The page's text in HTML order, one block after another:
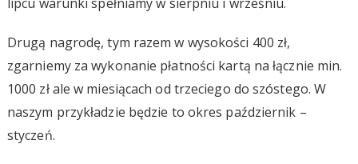
Drugą nagrodę, tym razem w wysokości 400 zł,
zgarniemy za wykonanie płatności kartą na łącznie min.
1000 zł ale w miesiącach od trzeciego do szóstego. W
naszym przykładzie będzie to okres październik –
styczeń.